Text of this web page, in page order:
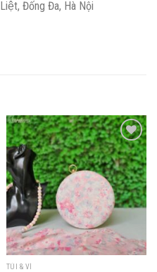
Đống Đa, Hà Nội
Add to
wishlist
TÚI & VÍ